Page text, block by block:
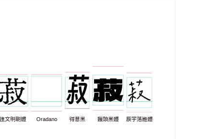
匯文明朝體 Oradano 得意黑 饅頭黑體 辰宇落雁體